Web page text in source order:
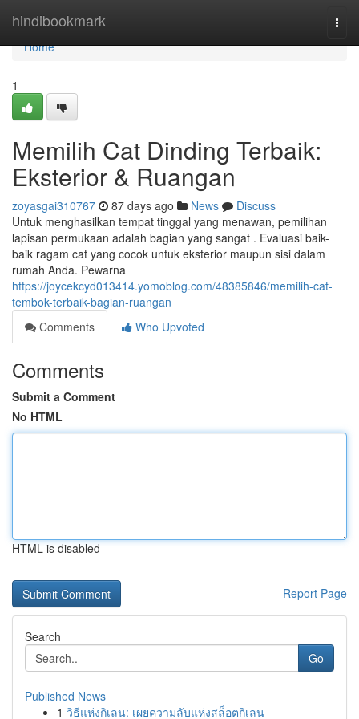
hindibookmark
Home
Home
1
Memilih Cat Dinding Terbaik:
Eksterior & Ruangan
zoyasgai310767 87 days ago News
Discuss
Untuk menghasilkan tempat tinggal yang menawan, pemilihan
lapisan permukaan adalah bagian yang sangat . Evaluasi baik-
baik ragam cat yang cocok untuk eksterior maupun sisi dalam
rumah Anda. Pewarna
https://joycekcyd013414.yomoblog.com/48385846/memilih-cat-
tembok-terbaik-bagian-ruangan
Comments
Who Upvoted
Comments
Submit a Comment
No HTML
HTML is disabled
Report Page
Search
Go
Published News
1 วิธีแห่งกิเลน: เผยความลับแห่งสล็อตกิเลน